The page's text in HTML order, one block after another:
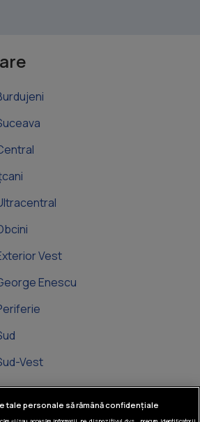
Vest
Enescu
Vest
tale personale să rămână confidențiale